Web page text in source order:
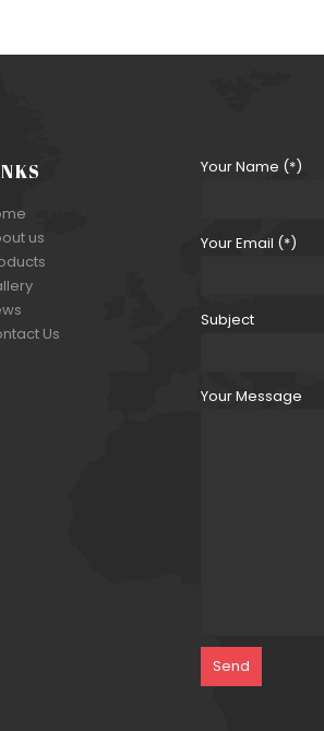
us
Us
Your Name (*)
Your Email (*)
Subject
Your Message